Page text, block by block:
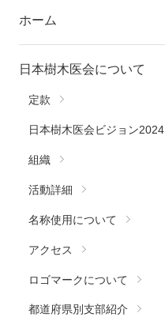
ホーム
日本樹木医会について
定款
日本樹木医会ビジョン2024
組織
活動詳細
名称使用について
アクセス
ロゴマークについて
都道府県別支部紹介